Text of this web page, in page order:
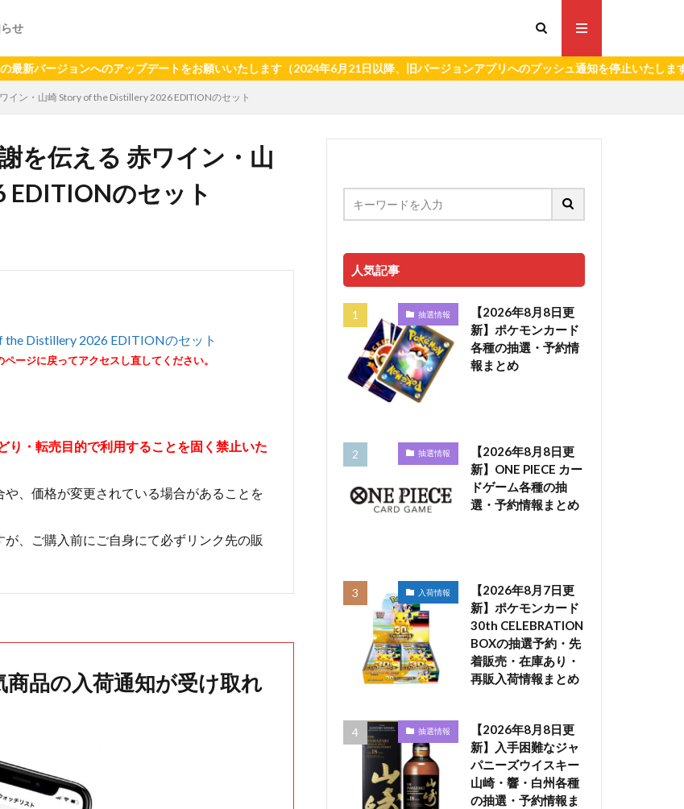
せ
ジョンへのアップデートをお願いいたします（2024年6月21日以降、旧バージョンアプリへのプッシュ通知を停止いたします。）
イン・山崎 Story of the Distillery 2026 EDITIONのセット
を伝える 赤ワイン・山
のセット
the Distillery 2026 EDITIONのセット
ージに戻ってアクセスし直してください。
り・転売目的で利用することを固く禁止いた
、価格が変更されている場合があることを
、ご購入前にご自身にて必ずリンク先の販
品の入荷通知が受け取れ
人気記事
抽選情報
【2026年8月8日更
新】ポケモンカード
各種の抽選・予約情
報まとめ
抽選情報
【2026年8月8日更
新】ONE PIECE カー
ドゲーム各種の抽
選・予約情報まとめ
入荷情報
【2026年8月7日更
新】ポケモンカード
30th CELEBRATION
BOXの抽選予約・先
着販売・在庫あり・
再販入荷情報まとめ
抽選情報
【2026年8月8日更
新】入手困難なジャ
パニーズウイスキー
山崎・響・白州各種
の抽選・予約情報ま